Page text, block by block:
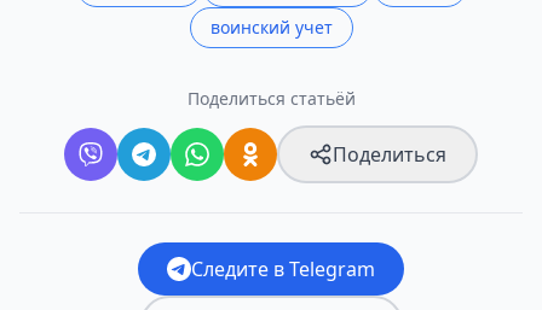
воинский учет
Поделиться статьёй
Поделиться
Следите в Telegram